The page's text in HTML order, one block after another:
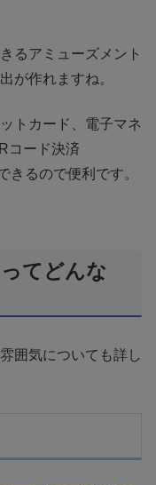
るアミューズメント
が作れますね。
トカード、電子マネ
コード決済
きるので便利です。
てどんな
囲気についても詳し